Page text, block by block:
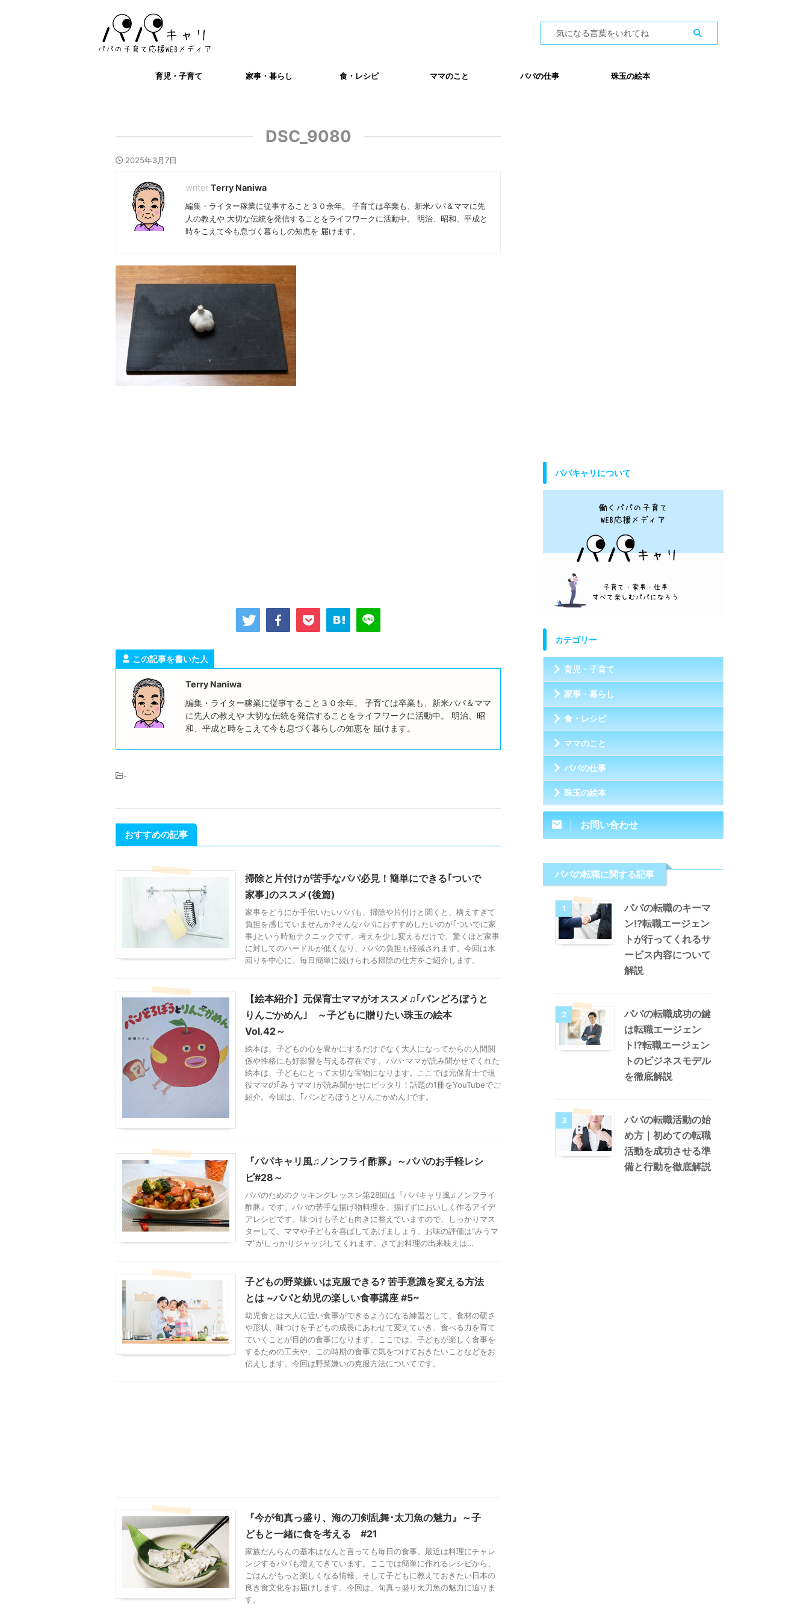
育児・子育て 家事・暮らし 食・レシピ ママのこと パパの仕事 珠玉の絵本
DSC_9080
2025年3月7日
Terry Naniwa
編集・ライター稼業に従事すること３０余年。 子育ては卒業も、新米パパ＆ママに先
人の教えや 大切な伝統を発信することをライフワークに活動中。 明治、昭和、平成と
時をこえて今も息づく暮らしの知恵を 届けます。
この記事を書いた人
Terry Naniwa
編集・ライター稼業に従事すること３０余年。 子育ては卒業も、新米パパ＆ママ
に先人の教えや 大切な伝統を発信することをライフワークに活動中。 明治、昭
和、平成と時をこえて今も息づく暮らしの知恵を 届けます。
-
おすすめの記事
掃除と片付けが苦手なパパ必見！簡単にできる｢ついで
家事｣のススメ(後篇)
家事をどうにか手伝いたいパパも、掃除や片付けと聞くと、構えすぎて
負担を感じていませんか?そんなパパにおすすめしたいのが｢ついでに家
事｣という時短テクニックです。考えを少し変えるだけで、驚くほど家事
に対してのハードルが低くなり、パパの負担も軽減されます。今回は水
回りを中心に、毎日簡単に続けられる掃除の仕方をご紹介します。
【絵本紹介】元保育士ママがオススメ♫｢パンどろぼうと
りんごかめん｣ ～子どもに贈りたい珠玉の絵本
Vol.42～
絵本は、子どもの心を豊かにするだけでなく大人になってからの人間関
係や性格にも好影響を与える存在です。パパ･ママが読み聞かせてくれた
絵本は、子どもにとって大切な宝物になります。ここでは元保育士で現
役ママの｢みうママ｣が読み聞かせにピッタリ！話題の1冊をYouTubeでご
紹介。今回は、｢パンどろぼうとりんごかめん｣です。
『パパキャリ風♫ノンフライ酢豚』～パパのお手軽レシ
ピ#28～
パパのためのクッキングレッスン第28回は『パパキャリ風♫ノンフライ
酢豚』です。パパの苦手な揚げ物料理を、揚げずにおいしく作るアイデ
アレシピです。味つけも子ども向きに整えていますので、しっかりマス
ターして、ママや子どもを喜ばしてあげましょう。お味の評価は“みうマ
マ”がしっかりジャッジしてくれます。さてお料理の出来映えは…
子どもの野菜嫌いは克服できる? 苦手意識を変える方法
とは ~パパと幼児の楽しい食事講座 #5~
幼児食とは大人に近い食事ができるようになる練習として、食材の硬さ
や形状、味つけを子どもの成長にあわせて変えていき、食べる力を育て
ていくことが目的の食事になります。ここでは、子どもが楽しく食事を
するための工夫や、この時期の食事で気をつけておきたいことなどをお
伝えします。今回は野菜嫌いの克服方法についてです。
『今が旬真っ盛り、海の刀剣乱舞･太刀魚の魅力』～子
どもと一緒に食を考える #21
家族だんらんの基本はなんと言っても毎日の食事。最近は料理にチャレ
ンジするパパも増えてきています。ここでは簡単に作れるレシピから、
ごはんがもっと楽しくなる情報、そして子どもに教えておきたい日本の
良き食文化をお届けします。今回は、旬真っ盛り太刀魚の魅力に迫りま
す。
パパキャリについて
カテゴリー
育児・子育て
家事・暮らし
食・レシピ
ママのこと
パパの仕事
珠玉の絵本
お問い合わせ
パパの転職に関する記事
1
パパの転職のキーマ
ン!?転職エージェン
トが行ってくれるサ
ービス内容について
解説
2
パパの転職成功の鍵
は転職エージェン
ト!?転職エージェン
トのビジネスモデル
を徹底解説
3
パパの転職活動の始
め方｜初めての転職
活動を成功させる準
備と行動を徹底解説